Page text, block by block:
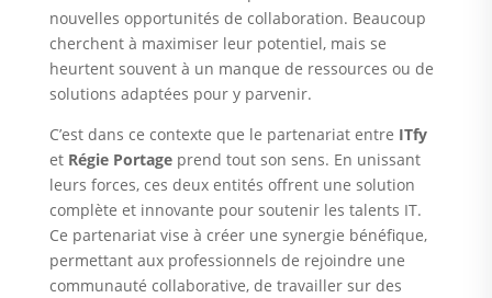
nouvelles opportunités de collaboration. Beaucoup
cherchent à maximiser leur potentiel, mais se
heurtent souvent à un manque de ressources ou de
solutions adaptées pour y parvenir.
C’est dans ce contexte que le partenariat entre ITfy
et Régie Portageprend tout son sens. En unissant
leurs forces, ces deux entités offrent une solution
complète et innovante pour soutenir les talents IT.
Ce partenariat vise à créer une synergie bénéfique,
permettant aux professionnels de rejoindre une
communauté collaborative, de travailler sur des